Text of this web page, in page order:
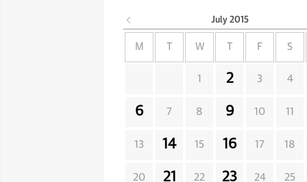
July 2015
M W F S
1 2 3 4
6 7 8 9 10 11
13 14 15 16 17 18
20 21 22 23 24 25